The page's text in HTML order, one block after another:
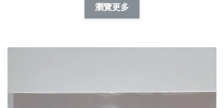
NT$ 19.00
NT$ 66.00
加入購物車
瀏覽更多